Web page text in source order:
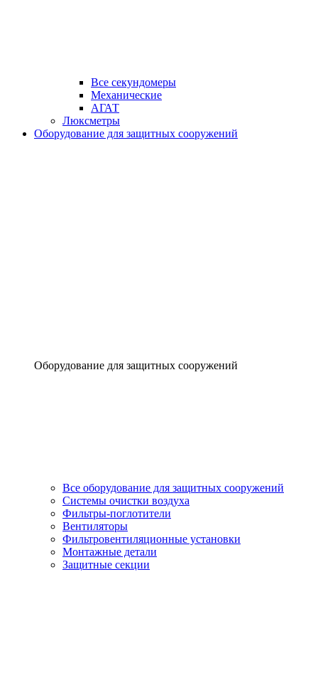
Все секундомеры
Механические
АГАТ
Люксметры
Оборудование для защитных сооружений
Оборудование для защитных сооружений
Все оборудование для защитных сооружений
Системы очистки воздуха
Фильтры-поглотители
Вентиляторы
Фильтровентиляционные установки
Монтажные детали
Защитные секции